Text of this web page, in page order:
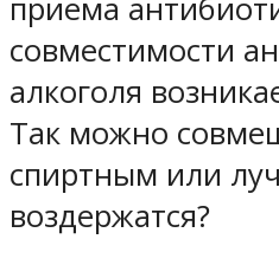
приема
совместимости
алкоголя
Так можно
спиртным или
воздержатся?